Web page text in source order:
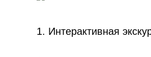
1. Интерактивная